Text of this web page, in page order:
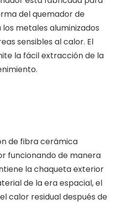
del quemador de
metales aluminizados
sensibles al calor. El
la fácil extracción de la
de fibra cerámica
funcionando de manera
la chaqueta exterior
de la era espacial, el
calor residual después de